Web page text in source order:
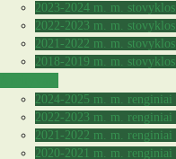
2023-2024 m. m. stovyklos
2022-2023 m. m. stovyklos
2021-2022 m. m. stovyklos
2018-2019 m. m. stovyklos
2024-2025 m. m. renginiai
2022-2023 m. m. renginiai
2021-2022 m. m. renginiai
2020-2021 m. m. renginiai